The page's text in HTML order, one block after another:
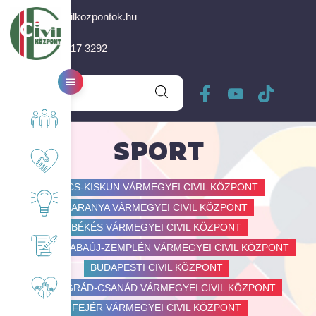
info@civilkozpontok.hu
+36 30 617 3292
Rólunk
Együttműködő partnereink
Érdekességek, Nektek!
Pályázati felhívás
Önkéntesség
SPORT
BÁCS-KISKUN VÁRMEGYEI CIVIL KÖZPONT
BARANYA VÁRMEGYEI CIVIL KÖZPONT
BÉKÉS VÁRMEGYEI CIVIL KÖZPONT
BORSOD-ABAÚJ-ZEMPLÉN VÁRMEGYEI CIVIL KÖZPONT
BUDAPESTI CIVIL KÖZPONT
CSONGRÁD-CSANÁD VÁRMEGYEI CIVIL KÖZPONT
FEJÉR VÁRMEGYEI CIVIL KÖZPONT